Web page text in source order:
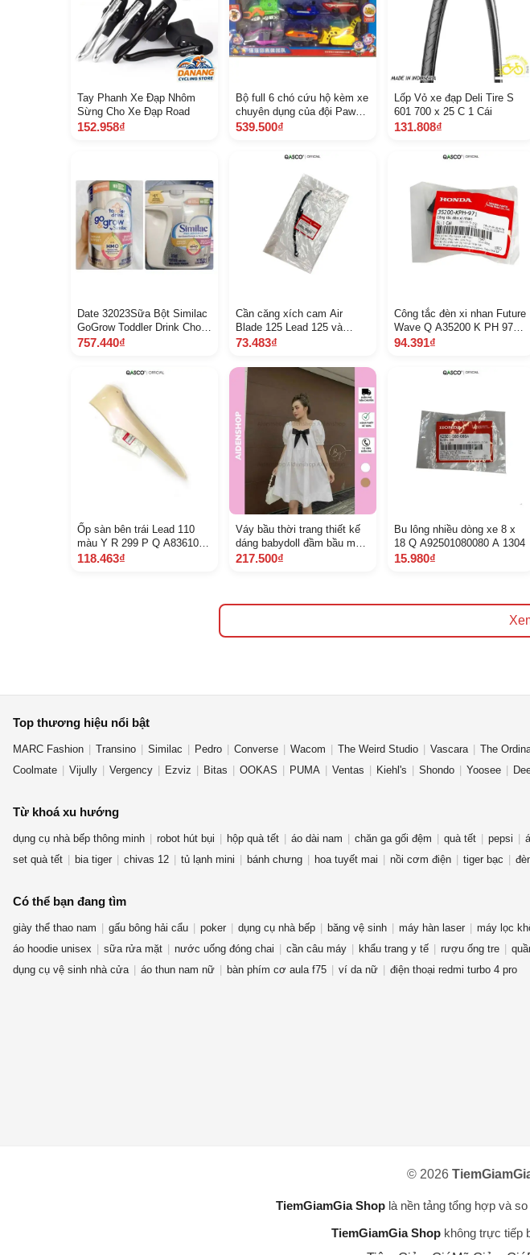
Tay Phanh Xe Đạp Nhôm
Sừng Cho Xe Đạp Road
152.958₫
Bộ full 6 chó cứu hộ kèm xe
chuyên dụng của đội Paw
patrol Loại nét đẹp cỡ siêu
539.500₫
Lốp Vỏ xe đạp Deli Tire S
601 700 x 25 C 1 Cái
131.808₫
Date 32023Sữa Bột Similac
GoGrow Toddler Drink Cho
Bé Từ 1236 tháng 1.13 kg
757.440₫
Cần căng xích cam Air
Blade 125 Lead 125 và
nhiều dòng xe Q A14510 K
73.483₫
Công tắc đèn xi nhan Future
Wave Q A35200 K PH 971
281
94.391₫
Ốp sàn bên trái Lead 110
màu Y R 299 P Q A83610 G
GE 900 Z F Z Z 9 4 C
118.463₫
Váy bầu thời trang thiết kế
dáng babydoll đầm bầu màu
đen 4060 kg
217.500₫
Bu lông nhiều dòng xe 8 x
18 Q A92501080080 A 1304
15.980₫
Top thương hiệu nổi bật
MARC Fashion Transino Similac Pedro Converse Wacom The Weird Studio Vascara The
Coolmate
Vijully Vergency Ezviz Bitas OOKAS PUMA Ventas Kiehl's Shondo Yoosee
Từ khoá xu hướng
dụng cụ nhà bếp thông minh robot hút bụi hộp quà tết áo dài nam chăn ga gối đệm quà tết pepsi
set quà tết
bia tiger chivas 12 tủ lạnh mini bánh chưng hoa tuyết mai nồi cơm điện tiger bạc
Có thể bạn đang tìm
giày thể thao nam gấu bông hải cẩu poker dụng cụ nhà bếp băng vệ sinh máy hàn laser máy lọc
áo hoodie unisex
sữa rửa mặt nước uống đóng chai cần câu máy khẩu trang y tế rượu ống tre
dụng cụ vệ sinh nhà cửa
áo thun nam nữ bàn phím cơ aula f75 ví da nữ điện thoại redmi turbo 4 pro
© 2026
TiemGiamGia Shop là nền tảng tổng hợp và
TiemGiamGia Shopkhông trực tiếp